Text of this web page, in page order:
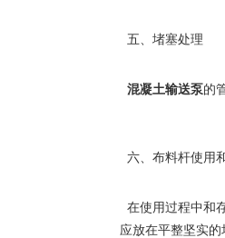
五、堵塞处理
混凝土输送泵的
六、布料杆使用
在使用过程中和
应放在平整坚实的